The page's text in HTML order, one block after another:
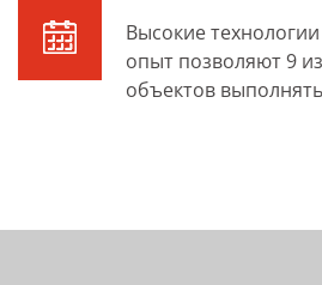
Высокие
опыт позволяют 9
объектов